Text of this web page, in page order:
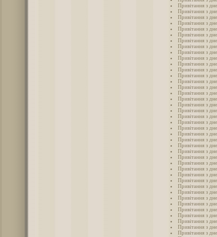
Привітання з
Привітання з
Привітання з
Привітання з
Привітання з
Привітання з
Привітання з
Привітання з
Привітання з
Привітання з
Привітання з
Привітання з
Привітання з
Привітання з
Привітання з
Привітання з
Привітання з
Привітання з
Привітання з
Привітання з
Привітання з
Привітання з
Привітання з
Привітання з
Привітання з
Привітання з
Привітання з
Привітання з
Привітання з
Привітання з
Привітання з
Привітання з
Привітання з
Привітання з
Привітання з
Привітання з
Привітання з
Привітання з
Привітання з
Привітання з